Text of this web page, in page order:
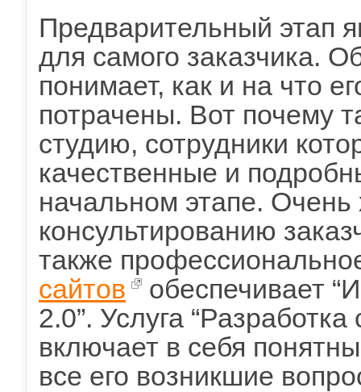
Предварительный этап
для самого заказчика.
понимает, как и на что
потрачены. Вот почему
студию, сотрудники
качественные и
начальном этапе.
консультированию
также
сайтов
обеспечивает
2.0”. Услуга
включает в себя
все его возникшие